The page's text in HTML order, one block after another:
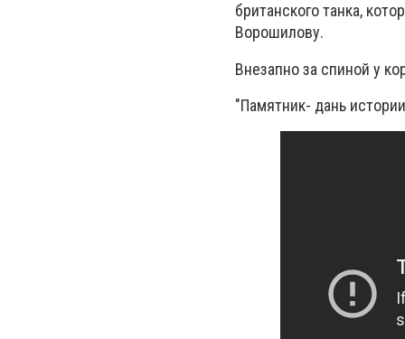
британского танка,
Ворошилову.
Внезапно за спиной у
"Памятник- дань